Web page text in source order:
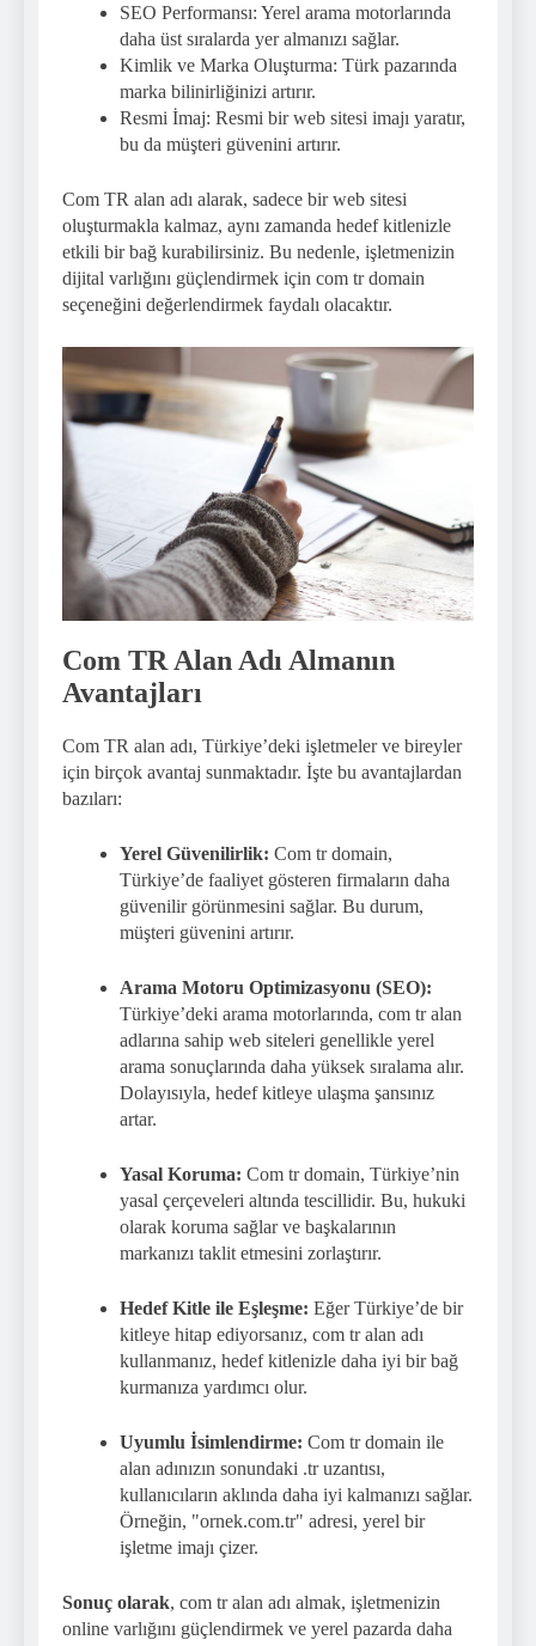
SEO Performansı: Yerel arama motorlarında
daha üst sıralarda yer almanızı sağlar.
Kimlik ve Marka Oluşturma: Türk pazarında
marka bilinirliğinizi artırır.
Resmi İmaj: Resmi bir web sitesi imajı yaratır,
bu da müşteri güvenini artırır.
Com TR alan adı alarak, sadece bir web sitesi
oluşturmakla kalmaz, aynı zamanda hedef kitlenizle
etkili bir bağ kurabilirsiniz. Bu nedenle, işletmenizin
dijital varlığını güçlendirmek için com tr domain
seçeneğini değerlendirmek faydalı olacaktır.
Com TR Alan Adı Almanın
Avantajları
Com TR alan adı, Türkiye’deki işletmeler ve bireyler
için birçok avantaj sunmaktadır. İşte bu avantajlardan
bazıları:
Yerel Güvenilirlik: Com tr domain,
Türkiye’de faaliyet gösteren firmaların daha
güvenilir görünmesini sağlar. Bu durum,
müşteri güvenini artırır.
Arama Motoru Optimizasyonu (SEO):
Türkiye’deki arama motorlarında, com tr alan
adlarına sahip web siteleri genellikle yerel
arama sonuçlarında daha yüksek sıralama alır.
Dolayısıyla, hedef kitleye ulaşma şansınız
artar.
Yasal Koruma: Com tr domain, Türkiye’nin
yasal çerçeveleri altında tescillidir. Bu, hukuki
olarak koruma sağlar ve başkalarının
markanızı taklit etmesini zorlaştırır.
Hedef Kitle ile Eşleşme: Eğer Türkiye’de bir
kitleye hitap ediyorsanız, com tr alan adı
kullanmanız, hedef kitlenizle daha iyi bir bağ
kurmanıza yardımcı olur.
Uyumlu İsimlendirme: Com tr domain ile
alan adınızın sonundaki .tr uzantısı,
kullanıcıların aklında daha iyi kalmanızı sağlar.
Örneğin, "ornek.com.tr" adresi, yerel bir
işletme imajı çizer.
Sonuç olarak, com tr alan adı almak, işletmenizin
online varlığını güçlendirmek ve yerel pazarda daha